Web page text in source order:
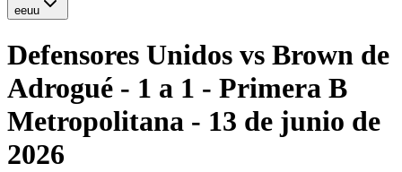
eeuu
Defensores Unidos vs Brown de
Adrogué - 1 a 1 - Primera B
Metropolitana - 13 de junio de
2026